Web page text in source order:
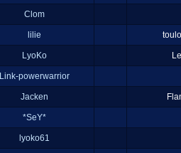
Clom
lilie
LyoKo
Link-powerwarrior
Jacken
*SeY*
lyoko61